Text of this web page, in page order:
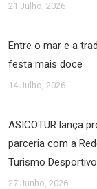
21 Julho, 2026
Entre o mar e a
festa mais doce
14 Julho, 2026
ASICOTUR lança
parceria com a
Turismo Desportivo
27 Junho, 2026